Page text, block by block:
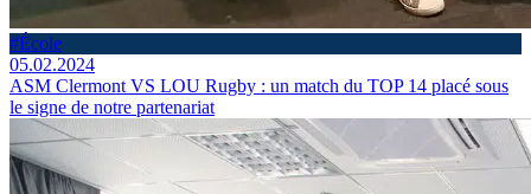
#École
05.02.2024
ASM Clermont VS LOU Rugby : un match du TOP 14 placé sous
le signe de notre partenariat